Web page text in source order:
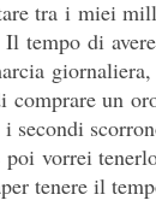
tra i miei
tempo di
giornaliera,
un
secondi
vorrei
tenere il